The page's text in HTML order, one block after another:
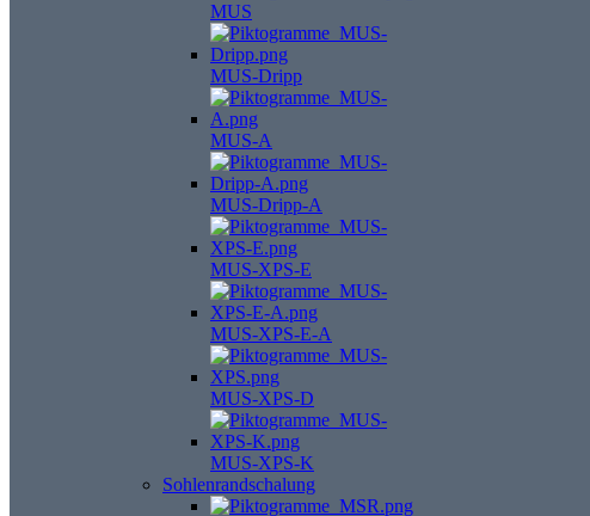
MUS
MUS-Dripp
MUS-A
MUS-Dripp-A
MUS-XPS-E
MUS-XPS-E-A
MUS-XPS-D
MUS-XPS-K
Sohlenrandschalung